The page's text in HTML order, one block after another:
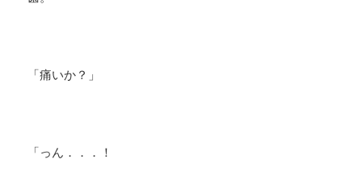
「痛いか？」
「っん．．．！